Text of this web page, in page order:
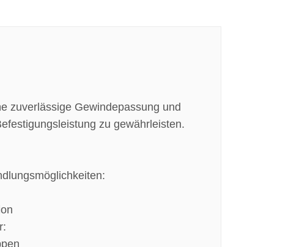
zuverlässige Gewindepassung und
zu gewährleisten.